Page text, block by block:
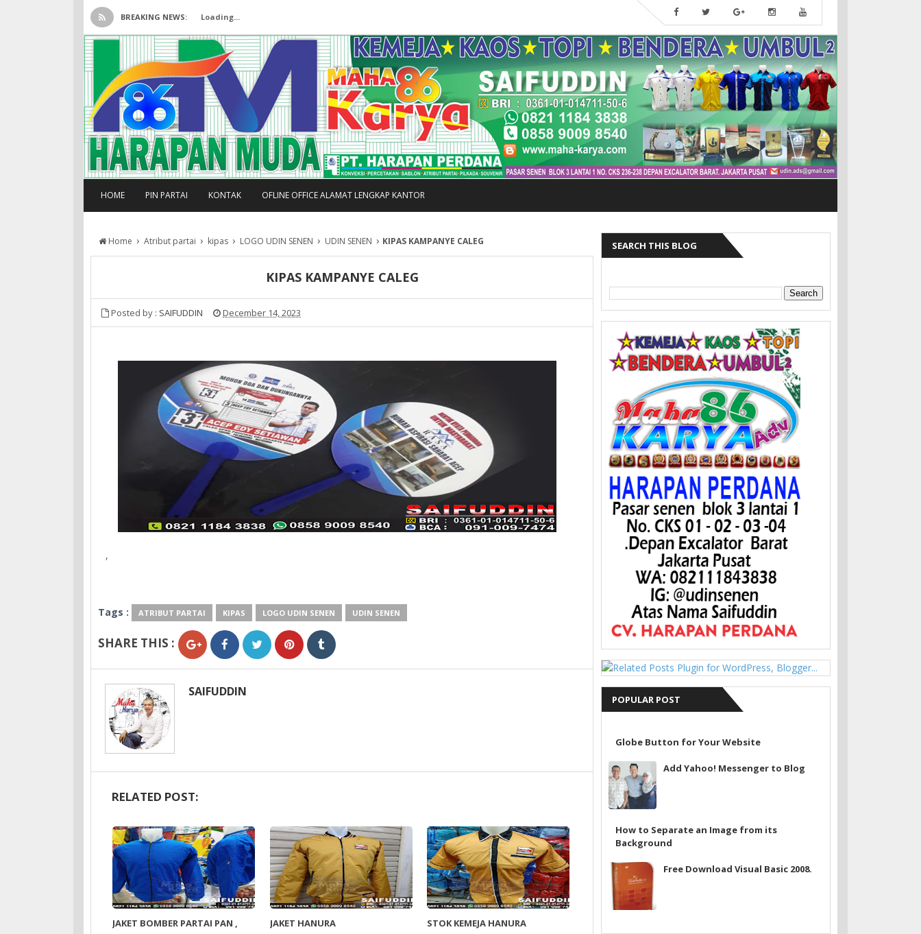
BREAKING NEWS: Loading...
HOME PIN PARTAI KONTAK OFLINE OFFICE ALAMAT LENGKAP KANTOR
Home › Atribut partai › kipas › LOGO UDIN SENEN › UDIN SENEN › KIPAS KAMPANYE CALEG
KIPAS KAMPANYE CALEG
Posted by : SAIFUDDIN December 14, 2023
,
Tags : ATRIBUT PARTAI KIPAS LOGO UDIN SENEN UDIN SENEN
SHARE THIS :
SAIFUDDIN
RELATED POST:
JAKET BOMBER PARTAI PAN ,
JAKET HANURA STOK KEMEJA HANURA
SEARCH THIS BLOG
POPULAR POST
Globe Button for Your Website
Add Yahoo! Messenger to Blog
How to Separate an Image from its
Background
Free Download Visual Basic 2008.